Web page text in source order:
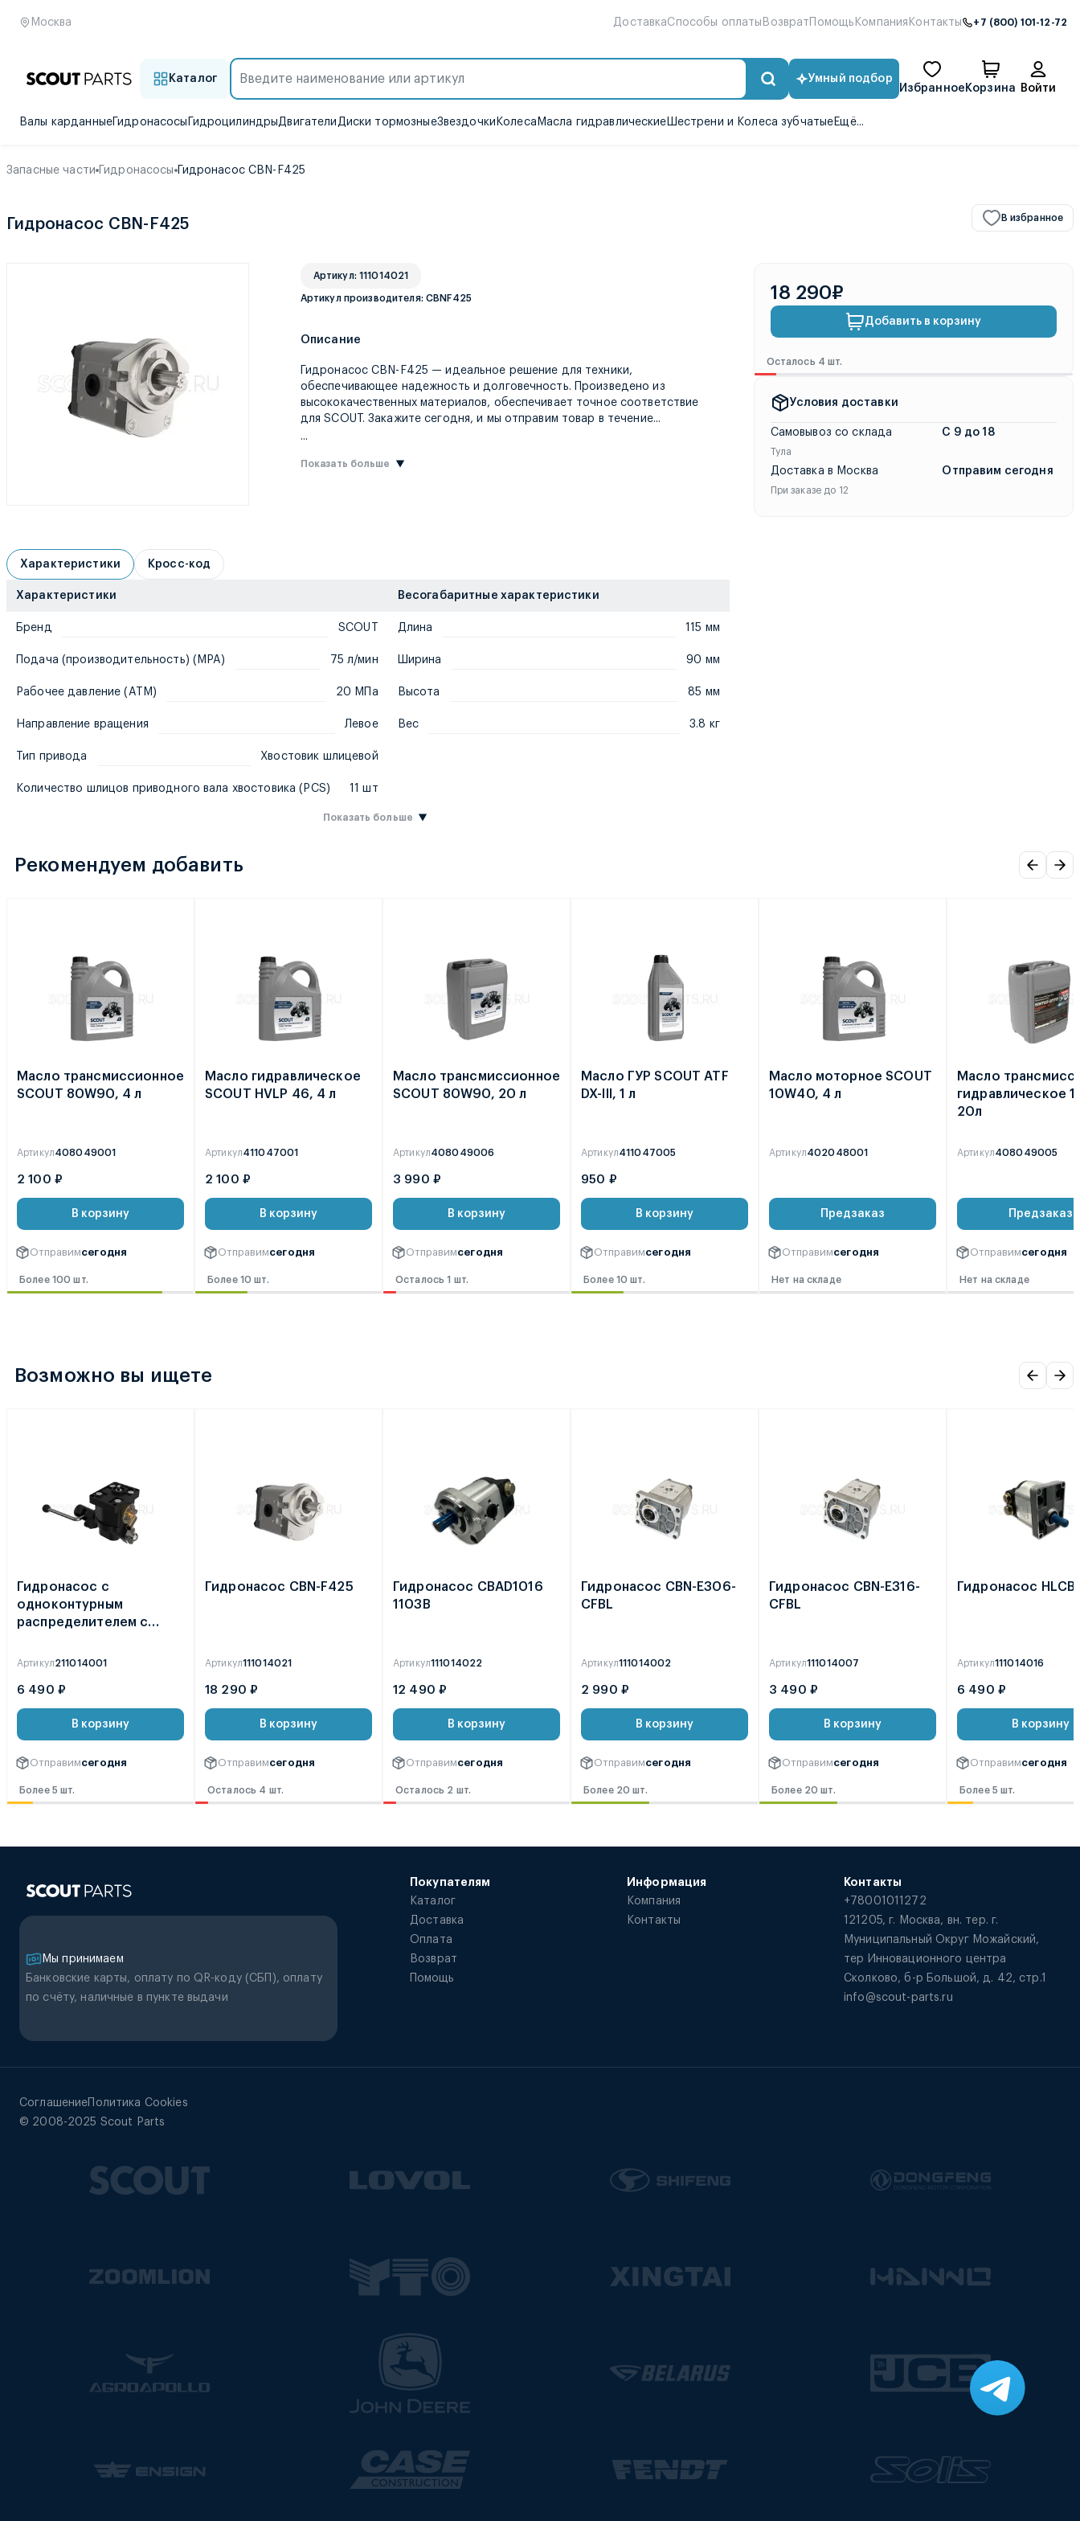
Москва ДоставкаСпособы оплаты Возврат Помощь Компания Контакты +7 (800) 101-12-72
Каталог
Умный подбор
Избранное Корзина Войти
Валы карданныеГидронасосы ГидроцилиндрыДвигателиДиски тормозныеЗвездочки Колеса Масла гидравлические Шестрени и Колеса зубчатые Ещё...
Запасные части Гидронасосы Гидронасос CBN-F425
Гидронасос CBN-F425 В избранное
Артикул: 111014021
Артикул производителя: CBNF425
Описание
Гидронасос CBN-F425 — идеальное решение для техники,
обеспечивающее надежность и долговечность. Произведено из
высококачественных материалов, обеспечивает точное соответствие
для SCOUT. Закажите сегодня, и мы отправим товар в течениедвух часов любым удобным способом по всей России. Доступны
...
...
Показать больше
18 290₽
Добавить в корзину
Осталось 4 шт.
Условия доставки
Самовывоз со склада
Тула
С 9 до 18
Доставка в Москва
При заказе до 12
Отправим сегодня
Характеристики Кросс-код
Характеристики
Бренд SCOUT
Подача (производительность) (MPA) 75 л/мин
Рабочее давление (ATM) 20 МПа
Направление вращения Левое
Тип привода Хвостовик шлицевой
Количество шлицов приводного вала хвостовика (PCS) 11 шт
Весогабаритные характеристики
Длина 115 мм
Ширина 90 мм
Высота 85 мм
Вес 3.8 кг
Показать больше
Рекомендуем добавить
Масло трансмиссионное
SCOUT 80W90, 4 л
Артикул408049001
2 100 ₽
В корзину
Отправимсегодня
Более 100 шт.
Масло гидравлическое
SCOUT HVLP 46, 4 л
Артикул411047001
2 100 ₽
В корзину
Отправимсегодня
Более 10 шт.
Масло трансмиссионное
SCOUT 80W90, 20 л
Артикул408049006
3 990 ₽
В корзину
Отправимсегодня
Осталось 1 шт.
Масло ГУР SCOUT ATF
DX-III, 1 л
Артикул411047005
950 ₽
В корзину
Отправимсегодня
Более 10 шт.
Масло моторное SCOUT
10W40, 4 л
Артикул402048001
Предзаказ
Отправимсегодня
Нет на складе
Масло
гидравлическое
20л
Артикул408049005
Предзаказ
Отправимсегодня
Нет на складе
Возможно вы ищете
Гидронасос с
одноконтурным
распределителем с
минитракторов T-15, в
Артикул211014001
6 490 ₽
В корзину
Отправимсегодня
Более 5 шт.
Гидронасос CBN-F425
Артикул111014021
18 290 ₽
В корзину
Отправимсегодня
Осталось 4 шт.
Гидронасос CBAD1016
1103B
Артикул111014022
12 490 ₽
В корзину
Отправимсегодня
Осталось 2 шт.
Гидронасос CBN-E306-
CFBL
Артикул111014002
2 990 ₽
В корзину
Отправимсегодня
Более 20 шт.
Гидронасос CBN-E316-
CFBL
Артикул111014007
3 490 ₽
В корзину
Отправимсегодня
Более 20 шт.
Гидронасос
Артикул111014016
6 490 ₽
В корзину
Отправимсегодня
Более 5 шт.
Мы принимаем
Банковские карты, оплату по QR-коду (CБП), оплату
по счёту, наличные в пункте выдачи
Покупателям
Каталог
Доставка
Оплата
Возврат
Помощь
Информация
Компания
Контакты
Контакты
+78001011272
121205, г. Москва, вн. тер. г.
Муниципальный Округ Можайский,
тер Инновационного центра
Сколково, б-р Большой, д. 42, стр.1
info@scout-parts.ru
Соглашение Политика Cookies
© 2008-2025 Scout Parts